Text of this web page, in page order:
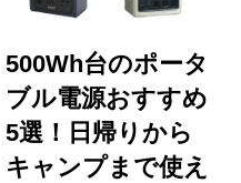
500Wh台のポータ
ブル電源おすすめ
5選！日帰りから
キャンプまで使え